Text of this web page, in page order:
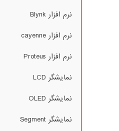
نرم افزار Blynk
نرم افزار cayenne
نرم افزار Proteus
نمایشگر LCD
نمایشگر OLED
نمایشگر Segment